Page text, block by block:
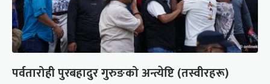
पर्वतारोही पुरबहादुर गुरुङको अन्त्येष्टि (तस्वीरहरू)